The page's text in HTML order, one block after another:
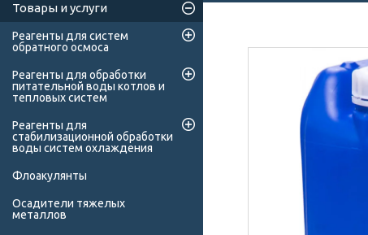
Товары и услуги
Реагенты для систем
обратного осмоса
Реагенты для обработки
питательной воды котлов и
тепловых систем
Реагенты для
стабилизационной обработки
воды систем охлаждения
Флоакулянты
Осадители тяжелых
металлов